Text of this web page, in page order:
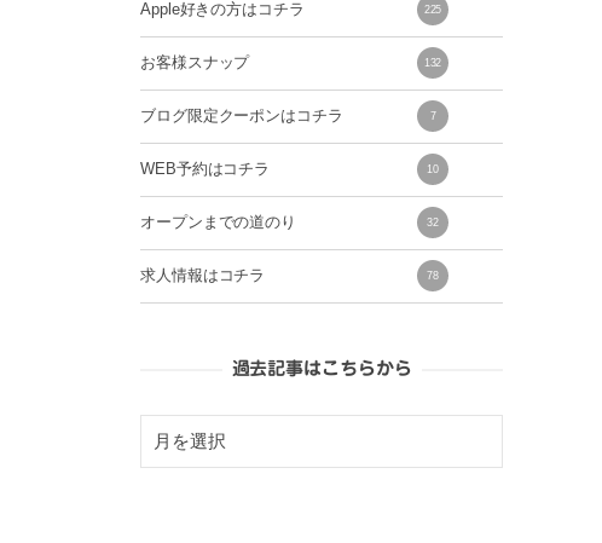
Apple好きの方はコチラ 225
お客様スナップ 132
ブログ限定クーポンはコチラ 7
WEB予約はコチラ 10
オープンまでの道のり 32
求人情報はコチラ 78
過去記事はこちらから